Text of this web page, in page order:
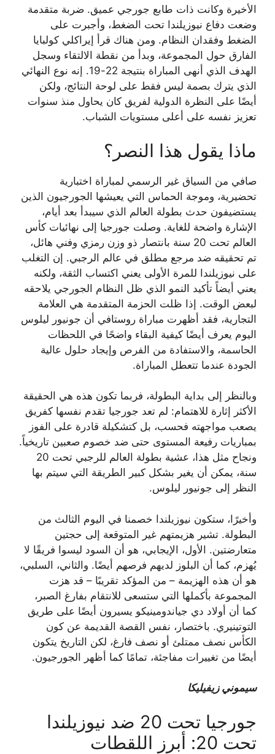
الأخيرة وكانت ذات طابع جورجي عميق. ضربة متقدمة
وضعت دفاع نيوزيلندا تحت الضغط، وأجبرت على
الضغط وفقدان النظام. ومن هناك قرأ إيراكلي كولبايا
الفارق حول المجموعة، وبدأ من نقطة الالتقاء وسجل
الهدف الذي أنهى المباراة بنتيجة 22-19. إنه نوع النهائي
الذي يترك بصمة ليس فقط على لوحة النتائج، ولكن
أيضًا على النظرة الدولية لفريق كان يحاول منذ سنوات
تعزيز نفسه على أعلى مستويات الشباب.
ماذا يقول هذا النصر؟
صافي من السياق غير الرسمي لمباراة اختبارية
تحضيرية، وموجة الحماس التي يعيشها الجورجيون الذين
يستضيفون حدث بطولة العالم الذي سيبدأ بعد أيام،
الإشارة واضحة للغاية. وصلت جورجيا إلى نهائيات كأس
العالم تحت 20 سنة بانتصار ذو وزن رمزي وفني هائل،
تم تحقيقه ضد مرجع مطلق في عالم الرجبي. إن التغلب
على نيوزيلندا للمرة الأولى يعني اكتساب الثقة، ولكنه
يعني أيضاً تأكيد النمو الذي ظل النظام الجورجي يلاحقه
لبعض الوقت. إذا ظلت الحزمة المتقدمة هي العلامة
التجارية، فقد أظهرت مباراة روستافي أن جونيور ليلوس
اليوم يعرف أيضًا كيفية البقاء واضحًا في اللحظات
الحاسمة، والاستفادة من الفرص وإيجاد حلول عالية
الجودة عندما تتعطل المباراة.
وبالنظر إلى بداية البطولة، فربما تكون هذه هي الحقيقة
الأكثر إثارة للاهتمام: لم تعد جورجيا تقدم نفسها كفريق
يصعب مواجهته فحسب، بل كتشكيلة قادرة على الفوز
بمباريات رفيعة المستوى حتى ضد خصوم صعبين تاريخياً.
ونجاح مثل هذا، عشية بطولة العالم للرجبي تحت 20
سنة، يمكن أن يغير بشكل كبير الطريقة التي سيتم بها
النظر إلى جونيور ليلوس.
وأخيرًا، ستكون نيوزيلندا خصمنا في اليوم الثالث من
البطولة. تشير هزيمتهم غير المتوقعة إلى حجتين
متعارضتين. الأول، الإيجابي، هو أن السود ليسوا فريقًا لا
يُهزم، كما أن البلوز لديهم فرصهم أيضًا. والثاني، السلبي،
هو أن هذه الهزيمة – من المؤكد تقريبًا – قد هزت
المجموعة بأكملها التي ستسعى للانتقام بفارغ الصبر،
كما أن أولاد دي جياندومينيكو يسيرون أيضًا على طريق
التوتينيري. باختصار، نفس القصة القديمة عن كون
الكأس نصف ممتلئ أو نصف فارغ، لكن التاريخ يتكون
أيضًا من تغييرات مفاجئة، تمامًا كما أظهر الجورجيون.
سيموني زيفيليكا
جورجيا تحت 20 ضد نيوزيلندا
تحت 20: أبرز اللقطات